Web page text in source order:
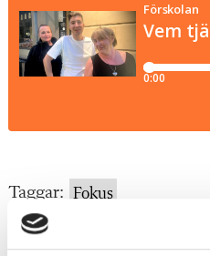
Taggar: Fokus